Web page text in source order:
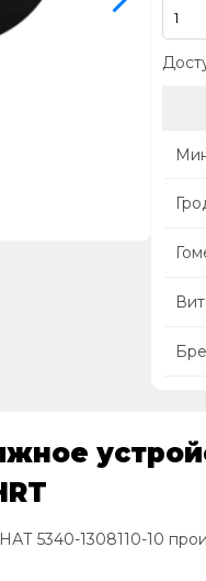
5340-1308110-10